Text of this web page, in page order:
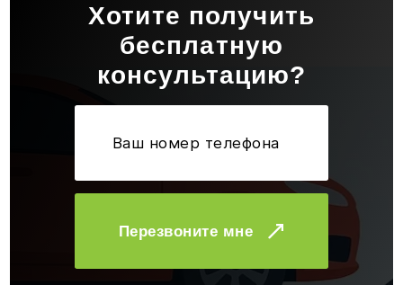
Хотите получить
бесплатную
консультацию?
Перезвоните мне